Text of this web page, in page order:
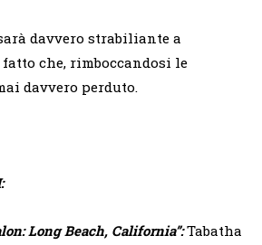
davvero strabiliante a
che, rimboccandosi le
davvero perduto.
Long Beach, California”:Tabatha